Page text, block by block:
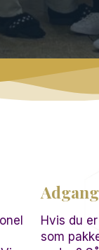
Hvis du
som